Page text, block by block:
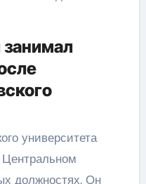
университета
должностях. Он